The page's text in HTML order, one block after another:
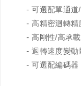
- 可選配單通道/
- 高精密迴轉精
- 高剛性/高承載
- 迴轉速度變動
- 可選配編碼器